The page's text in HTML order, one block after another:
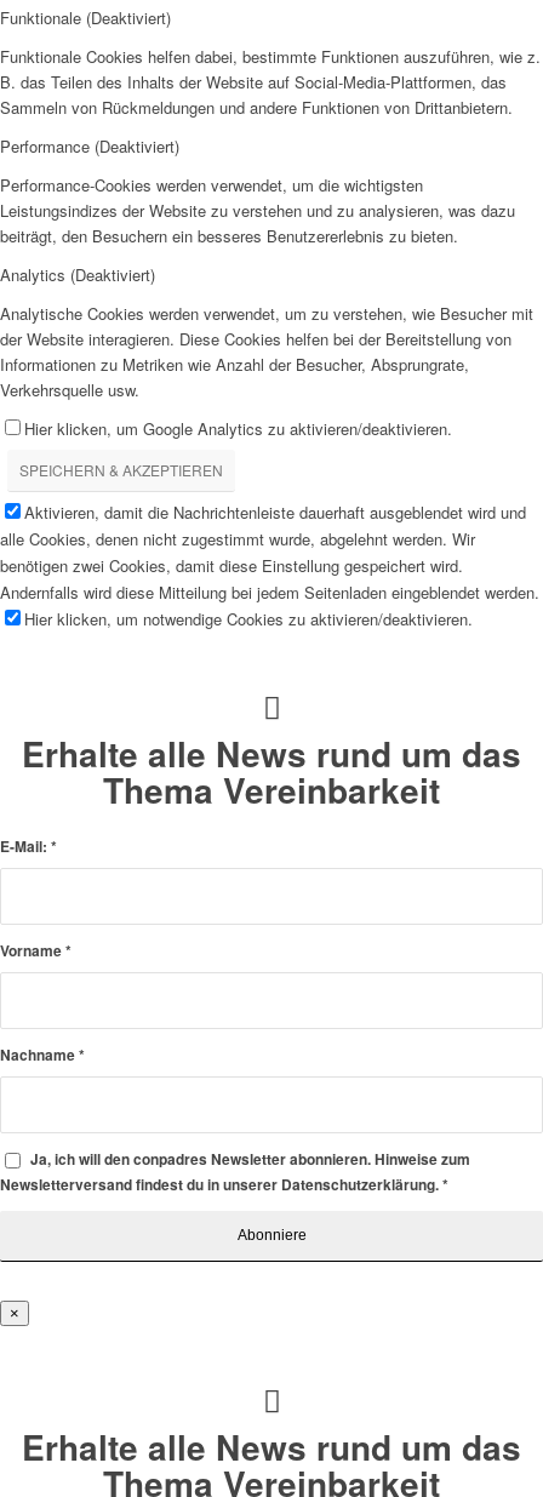
Funktionale (Deaktiviert)
Funktionale Cookies helfen dabei, bestimmte Funktionen auszuführen, wie z.
B. das Teilen des Inhalts der Website auf Social-Media-Plattformen, das
Sammeln von Rückmeldungen und andere Funktionen von Drittanbietern.
Performance (Deaktiviert)
Performance-Cookies werden verwendet, um die wichtigsten
Leistungsindizes der Website zu verstehen und zu analysieren, was dazu
beiträgt, den Besuchern ein besseres Benutzererlebnis zu bieten.
Analytics (Deaktiviert)
Analytische Cookies werden verwendet, um zu verstehen, wie Besucher mit
der Website interagieren. Diese Cookies helfen bei der Bereitstellung von
Informationen zu Metriken wie Anzahl der Besucher, Absprungrate,
Verkehrsquelle usw.
Hier klicken, um Google Analytics zu aktivieren/deaktivieren.
SPEICHERN & AKZEPTIEREN
Aktivieren, damit die Nachrichtenleiste dauerhaft ausgeblendet wird und
alle Cookies, denen nicht zugestimmt wurde, abgelehnt werden. Wir
benötigen zwei Cookies, damit diese Einstellung gespeichert wird.
Andernfalls wird diese Mitteilung bei jedem Seitenladen eingeblendet werden.
Hier klicken, um notwendige Cookies zu aktivieren/deaktivieren.
Erhalte alle News rund um das
Thema Vereinbarkeit
E-Mail: *
Vorname*
Nachname*
Ja, ich will den conpadres Newsletter abonnieren. Hinweise zum
Newsletterversand findest du in unserer Datenschutzerklärung.*
×
Erhalte alle News rund um das
Thema Vereinbarkeit